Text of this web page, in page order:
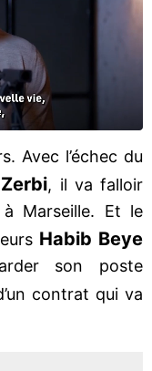
Avec l’échec du
, il va falloir
Marseille. Et le
Habib Beye
son poste
contrat qui va